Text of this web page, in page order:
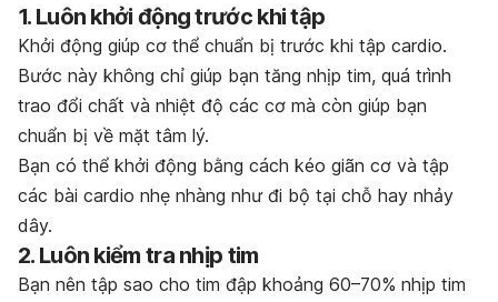
1. Luôn khởi động trước khi tập
Khởi động giúp cơ thể chuẩn bị trước khi tập cardio.
Bước này không chỉ giúp bạn tăng nhịp tim, quá trình
trao đổi chất và nhiệt độ các cơ mà còn giúp bạn
chuẩn bị về mặt tâm lý.
Bạn có thể khởi động bằng cách kéo giãn cơ và tập
các bài cardio nhẹ nhàng như đi bộ tại chỗ hay nhảy
dây.
2. Luôn kiểm tra nhịp tim
Bạn nên tập sao cho tim đập khoảng 60–70% nhịp tim